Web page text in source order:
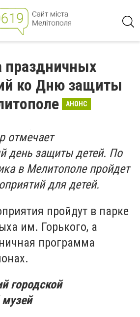
праздничных
ко Дню защиты
АНОНС
отмечает
день защиты детей. По
в Мелитополе пройдет
для детей.
пройдут в парке
им. Горького, а
программа
городской